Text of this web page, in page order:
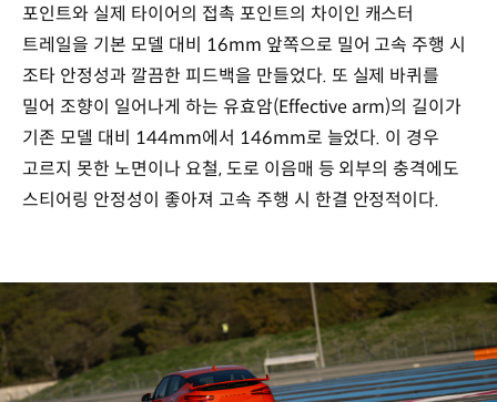
포인트와 실제 타이어의 접촉 포인트의 차이인 캐스터
트레일을 기본 모델 대비 16mm 앞쪽으로 밀어 고속 주행 시
조타 안정성과 깔끔한 피드백을 만들었다. 또 실제 바퀴를
밀어 조향이 일어나게 하는 유효암(Effective arm)의 길이가
기존 모델 대비 144mm에서 146mm로 늘었다. 이 경우
고르지 못한 노면이나 요철, 도로 이음매 등 외부의 충격에도
스티어링 안정성이 좋아져 고속 주행 시 한결 안정적이다.